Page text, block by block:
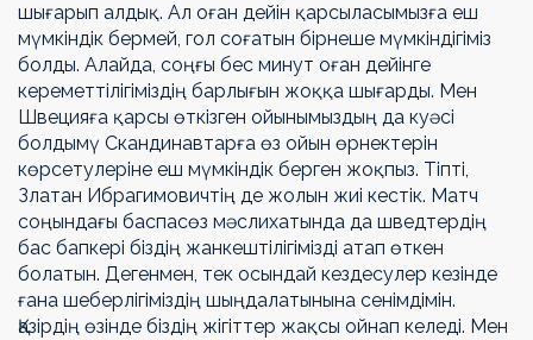
шығарып алдық. Ал оған дейін қарсыласымызға еш
мүмкіндік бермей, гол соғатын бірнеше мүмкіндігіміз
болды. Алайда, соңғы бес минут оған дейінге
кереметтілігіміздің барлығын жоққа шығарды. Мен
Швецияға қарсы өткізген ойынымыздың да куәсі
болдымү Скандинавтарға өз ойын өрнектерін
көрсетулеріне еш мүмкіндік берген жоқпыз. Тіпті,
Златан Ибрагимовичтің де жолын жиі кестік. Матч
соңындағы баспасөз мәслихатында да шведтердің
бас бапкері біздің жанкештілігімізді атап өткен
болатын. Дегенмен, тек осындай кездесулер кезінде
ғана шеберлігіміздің шыңдалатынына сенімдімін.
Қазірдің өзінде біздің жігіттер жақсы ойнап келеді. Мен